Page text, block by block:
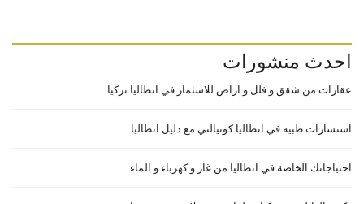
احدث منشورات
عقارات من شقق و فلل و اراض للاسثمار في انطاليا تركيا
استشارات طبيه في انطاليا كونيالتي مع دليل انطاليا
احتياجاتك الخاصة في انطاليا من غاز و كهرباء و الماء